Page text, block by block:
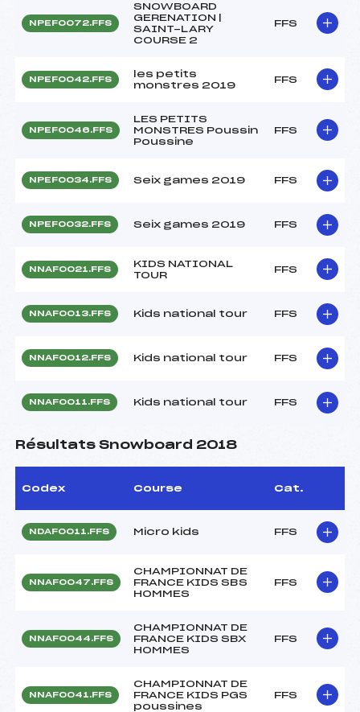
NPEF0072.FFS
SNOWBOARD
GERENATION |
SAINT-LARY
COURSE 2
FFS
NPEF0042.FFS
les petits
monstres 2019
FFS
NPEF0046.FFS
LES PETITS
MONSTRES Poussin
Poussine
FFS
NPEF0034.FFS Seix games 2019 FFS
NPEF0032.FFS Seix games 2019 FFS
NNAF0021.FFS
KIDS NATIONAL
TOUR
FFS
NNAF0013.FFS Kids national tour FFS
NNAF0012.FFS Kids national tour FFS
NNAF0011.FFS Kids national tour FFS
Résultats Snowboard 2018
Codex Course Cat.
NDAF0011.FFS Micro kids FFS
NNAF0047.FFS
CHAMPIONNAT DE
FRANCE KIDS SBS
HOMMES
FFS
NNAF0044.FFS
CHAMPIONNAT DE
FRANCE KIDS SBX
HOMMES
FFS
NNAF0041.FFS
CHAMPIONNAT DE
FRANCE KIDS PGS
poussines
FFS